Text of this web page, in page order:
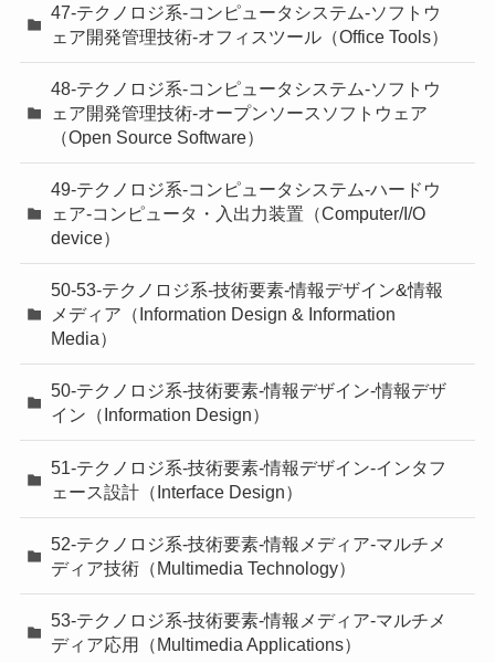
47-テクノロジ系-コンピュータシステム-ソフトウ
ェア開発管理技術-オフィスツール（Office Tools）
48-テクノロジ系-コンピュータシステム-ソフトウ
ェア開発管理技術-オープンソースソフトウェア
（Open Source Software）
49-テクノロジ系-コンピュータシステム-ハードウ
ェア-コンピュータ・入出力装置（Computer/I/O
device）
50-53-テクノロジ系-技術要素-情報デザイン&情報
メディア（Information Design & Information
Media）
50-テクノロジ系-技術要素-情報デザイン-情報デザ
イン（Information Design）
51-テクノロジ系-技術要素-情報デザイン-インタフ
ェース設計（Interface Design）
52-テクノロジ系-技術要素-情報メディア-マルチメ
ディア技術（Multimedia Technology）
53-テクノロジ系-技術要素-情報メディア-マルチメ
ディア応用（Multimedia Applications）